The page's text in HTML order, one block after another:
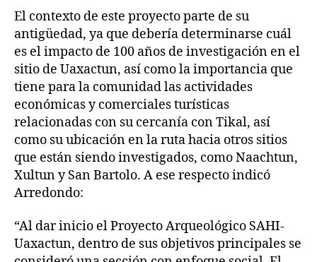
El contexto de este proyecto parte de su
antigüedad, ya que debería determinarse cuál
es el impacto de 100 años de investigación en el
sitio de Uaxactun, así como la importancia que
tiene para la comunidad las actividades
económicas y comerciales turísticas
relacionadas con su cercanía con Tikal, así
como su ubicación en la ruta hacia otros sitios
que están siendo investigados, como Naachtun,
Xultun y San Bartolo. A ese respecto indicó
Arredondo:
“Al dar inicio el Proyecto Arqueológico SAHI-
Uaxactun, dentro de sus objetivos principales se